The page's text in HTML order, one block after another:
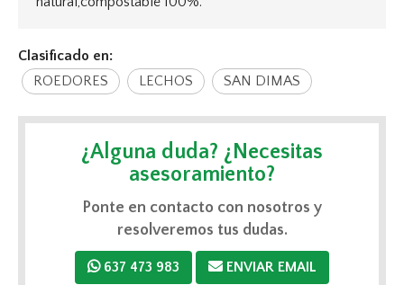
Clasificado en:
ROEDORES
LECHOS SAN DIMAS
¿Alguna duda? ¿Necesitas
asesoramiento?
Ponte en contacto con nosotros y
resolveremos tus dudas.
637 473 983 ENVIAR EMAIL